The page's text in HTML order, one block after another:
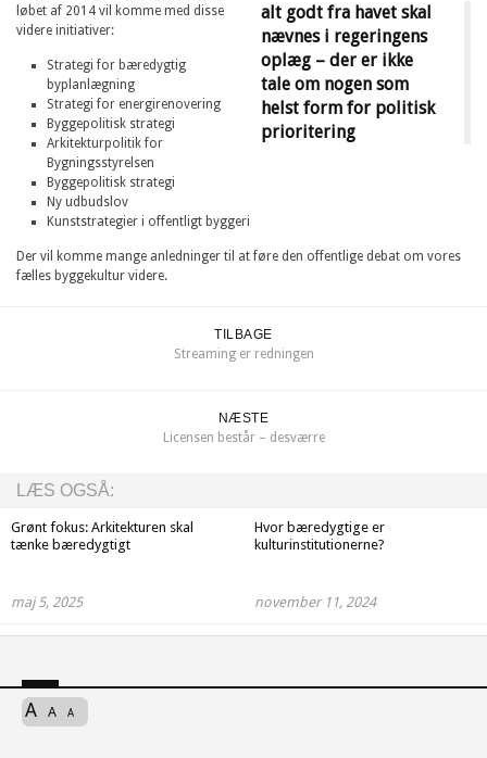
alt godt fra havet skal
nævnes i regeringens
oplæg – der er ikke
tale om nogen som
helst form for politisk
prioritering
løbet af 2014 vil komme med disse
videre initiativer:
Strategi for bæredygtig
byplanlægning
Strategi for energirenovering
Byggepolitisk strategi
Arkitekturpolitik for
Bygningsstyrelsen
Byggepolitisk strategi
Ny udbudslov
Kunststrategier i offentligt byggeri
Der vil komme mange anledninger til at føre den offentlige debat om vores
fælles byggekultur videre.
TILBAGE
Streaming er redningen
NÆSTE
Licensen består – desværre
LÆS OGSÅ:
Grønt fokus: Arkitekturen skal
tænke bæredygtigt
maj 5, 2025
Hvor bæredygtige er
kulturinstitutionerne?
november 11, 2024
A A A